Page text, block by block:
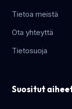
Tietoa meistä
Ota yhteyttä
Tietosuoja
Suositut